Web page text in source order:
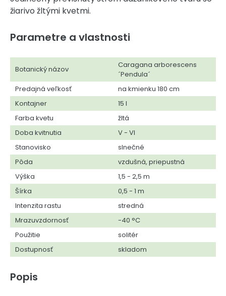
žiarivo žltými kvetmi.
Parametre a vlastnosti
Botanický názov
Caragana arborescens
´Pendula´
Predajná veľkosť
na kmienku 180 cm
Kontajner
15 l
Farba kvetu
žltá
Doba kvitnutia
V - VI
Stanovisko
slnečné
Pôda
vzdušná, priepustná
Výška
1,5 - 2,5 m
Šírka
0,5 - 1 m
Intenzita rastu
stredná
Mrazuvzdornosť
-40 °C
Použitie
solitér
Dostupnosť
skladom
Popis